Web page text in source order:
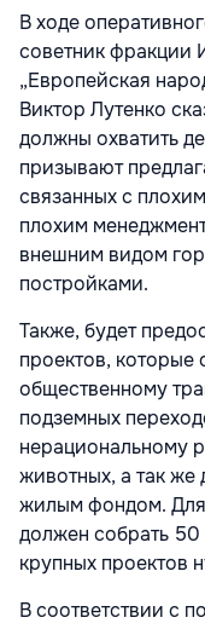
В ходе
советник фракции
„Европейская
Виктор Лутенко
должны охватить
призывают
связанных с
плохим
внешним видом
постройками.
Также, будет
проектов, которые
общественному
подземных
нерациональному
животных, а так же
жилым фондом. Для
должен собрать 50
крупных проектов
В соответствии с